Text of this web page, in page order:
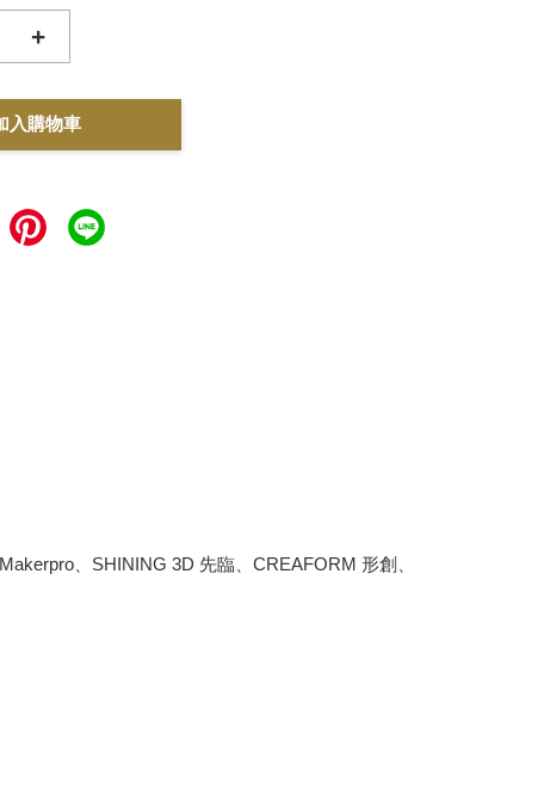
+
入購物車
、SHINING 3D 先臨、CREAFORM 形創、